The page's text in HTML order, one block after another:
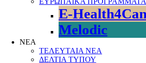
E-
Melodic
ΝΕΑ
ΤΕΛΕΥΤΑΙΑ ΝΕΑ
ΔΕΛΤΙΑ ΤΥΠΟΥ
Συνδιαμορφώνοντας τη